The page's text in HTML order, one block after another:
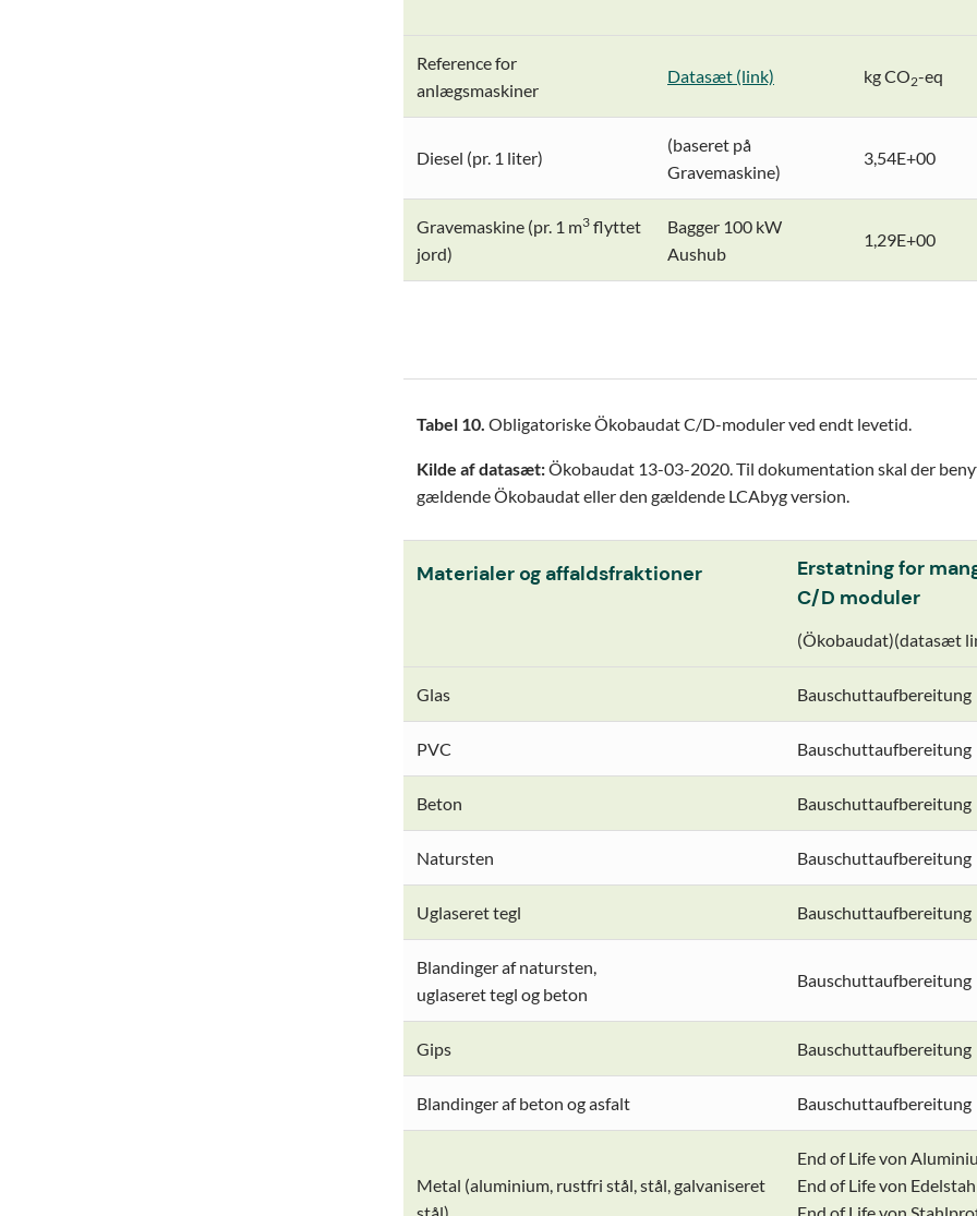
Reference for
anlægsmaskiner
Datasæt (link) kg CO2-eq
Diesel (pr. 1 liter)
(baseret på
Gravemaskine)
3,54E+00
Gravemaskine (pr. 1 m3 flyttet
jord)
Bagger 100 kW
Aushub
1,29E+00
Tabel 10. Obligatoriske Ökobaudat C/D-moduler ved endt levetid.
Kilde af datasæt:Ökobaudat 13-03-2020. Til dokumentation skal der
gældende Ökobaudat eller den gældende LCAbyg version.
Materialer og affaldsfraktioner
Erstatning for
C/D moduler
(Ökobaudat)(datasæt
Glas Bauschuttaufbereitung
PVC Bauschuttaufbereitung
Beton Bauschuttaufbereitung
Natursten Bauschuttaufbereitung
Uglaseret tegl Bauschuttaufbereitung
Blandinger af natursten,
uglaseret tegl og beton
Bauschuttaufbereitung
Gips Bauschuttaufbereitung
Blandinger af beton og asfalt Bauschuttaufbereitung
Metal (aluminium, rustfri stål, stål, galvaniseret
End of Life von
End of Life von